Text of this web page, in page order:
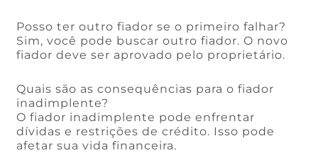
Posso ter outro fiador se o primeiro falhar?
Sim, você pode buscar outro fiador. O novo
fiador deve ser aprovado pelo proprietário.
Quais são as consequências para o fiador
inadimplente?
O fiador inadimplente pode enfrentar
dívidas e restrições de crédito. Isso pode
afetar sua vida financeira.